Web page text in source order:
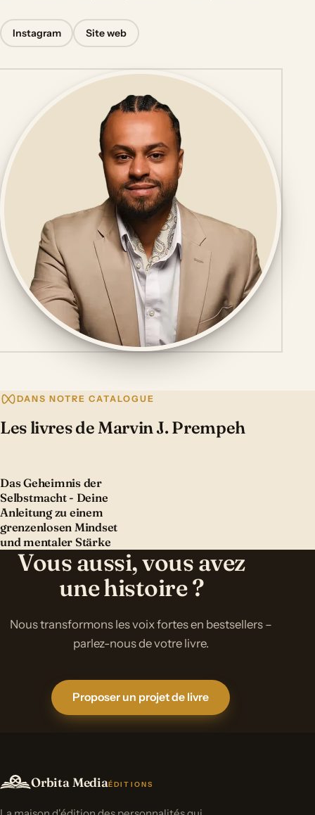
Instagram Site web
DANS NOTRE CATALOGUE
Les livres de Marvin J. Prempeh
Das Geheimnis der
Selbstmacht - Deine
Anleitung zu einem
grenzenlosen Mindset
und mentaler Stärke
Vous aussi, vous avez
une histoire ?
Nous transformons les voix fortes en bestsellers –
parlez-nous de votre livre.
Proposer un projet de livre
Orbita MediaÉDITIONS